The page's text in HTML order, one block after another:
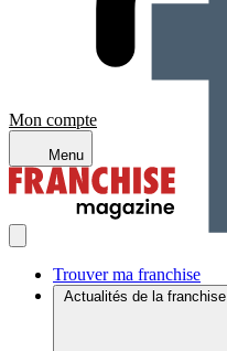
Mon compte
Menu
Trouver ma franchise
Actualités de la franchise